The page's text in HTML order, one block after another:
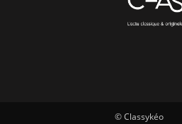
© Classykéo